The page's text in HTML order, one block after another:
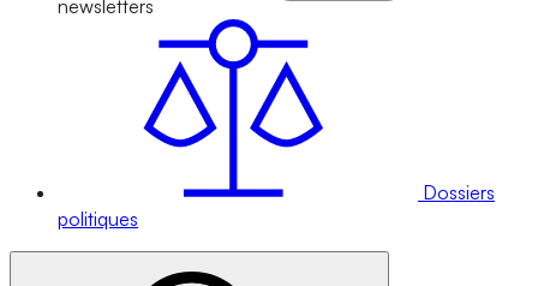
newsletters
Dossiers
politiques